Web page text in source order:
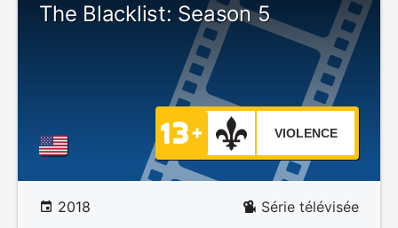
The Blacklist: Season 5
VIOLENCE
2018 Série télévisée